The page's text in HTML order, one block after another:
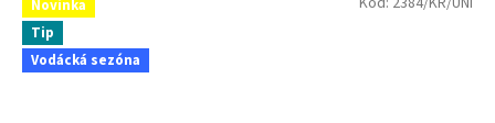
Novinka
Tip
Vodácká sezóna